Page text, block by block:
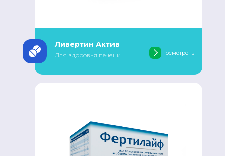
Ливертин Актив
Для здоровья печени Посмотреть